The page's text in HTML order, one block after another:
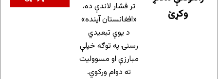
وکړئ
تر فشار لاندې ده،
«افغانستان آینده»
د یوې تبعیدي
رسنۍ په توګه خپلې
مبارزې او مسوولیت
ته دوام ورکوي.